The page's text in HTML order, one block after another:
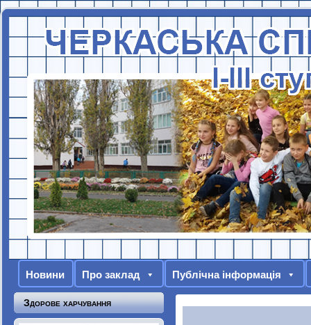
Новини Про заклад Публічна інформація
Здорове харчування